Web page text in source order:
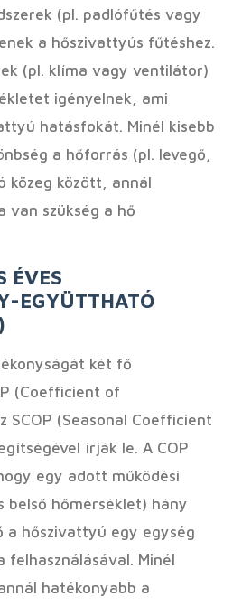
(pl. padlófűtés vagy
a hőszivattyús fűtéshez.
(pl. klíma vagy ventilátor)
igényelnek, ami
hatásfokát. Minél kisebb
a hőforrás (pl. levegő,
közeg között, annál
van szükség a hő
ÉVES
EGYÜTTHATÓ
két fő
(Coefficient of
SCOP (Seasonal Coefficient
írják le. A COP
egy adott működési
belső hőmérséklet) hány
a hőszivattyú egy egység
felhasználásával. Minél
hatékonyabb a